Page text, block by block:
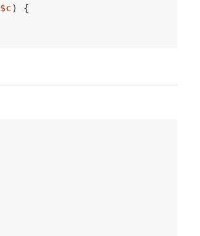
$c )
{